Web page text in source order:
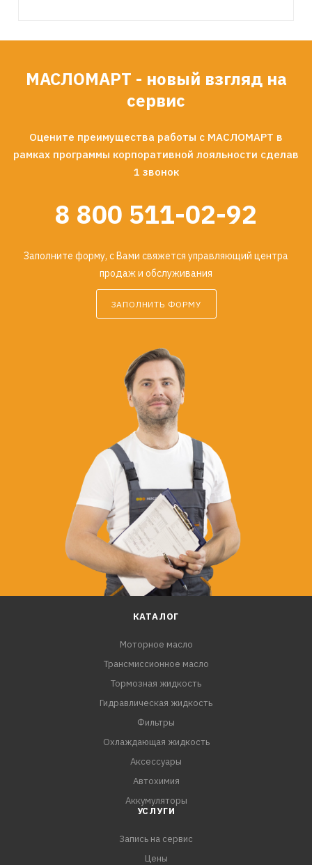
МАСЛОМАРТ - новый взгляд на
сервис
Оцените преимущества работы с МАСЛОМАРТ в
рамках программы корпоративной лояльности сделав
1 звонок
8 800 511-02-92
Заполните форму, с Вами свяжется управляющий центра
продаж и обслуживания
ЗАПОЛНИТЬ ФОРМУ
КАТАЛОГ
Моторное масло
Трансмиссионное масло
Тормозная жидкость
Гидравлическая жидкость
Фильтры
Охлаждающая жидкость
Аксессуары
Автохимия
Аккумуляторы
УСЛУГИ
Запись на сервис
Цены